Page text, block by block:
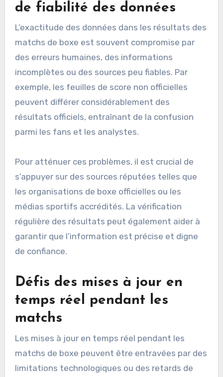
de fiabilité des données
L’exactitude des données dans les résultats des
matchs de boxe est souvent compromise par
des erreurs humaines, des informations
incomplètes ou des sources peu fiables. Par
exemple, les feuilles de score non officielles
peuvent différer considérablement des
résultats officiels, entraînant de la confusion
parmi les fans et les analystes.
Pour atténuer ces problèmes, il est crucial de
s’appuyer sur des sources réputées telles que
les organisations de boxe officielles ou les
médias sportifs accrédités. La vérification
régulière des résultats peut également aider à
garantir que l’information est précise et digne
de confiance.
Défis des mises à jour en
temps réel pendant les
matchs
Les mises à jour en temps réel pendant les
matchs de boxe peuvent être entravées par des
limitations technologiques ou des retards de